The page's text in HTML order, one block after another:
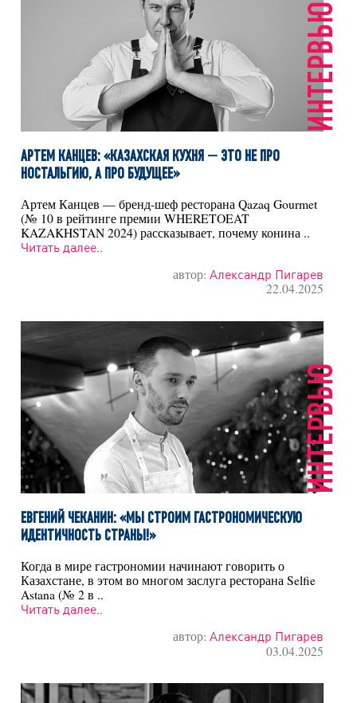
АРТЕМ КАНЦЕВ: «КАЗАХСКАЯ КУХНЯ — ЭТО НЕ ПРО
НОСТАЛЬГИЮ, А ПРО БУДУЩЕЕ»
Артем Канцев — бренд-шеф ресторана Qazaq Gourmet
(№ 10 в рейтинге премии WHERETOEAT
KAZAKHSTAN 2024) рассказывает, почему конина ..
Читать далее..
автор: Александр Пигарев
22.04.2025
ИНТЕРВЬЮ
ЕВГЕНИЙ ЧЕКАНИН: «МЫ СТРОИМ ГАСТРОНОМИЧЕСКУЮ
ИДЕНТИЧНОСТЬ СТРАНЫ!»
Когда в мире гастрономии начинают говорить о
Казахстане, в этом во многом заслуга ресторана Selfie
Astana (№ 2 в ..
Читать далее..
автор: Александр Пигарев
03.04.2025
ИНТЕРВЬЮ